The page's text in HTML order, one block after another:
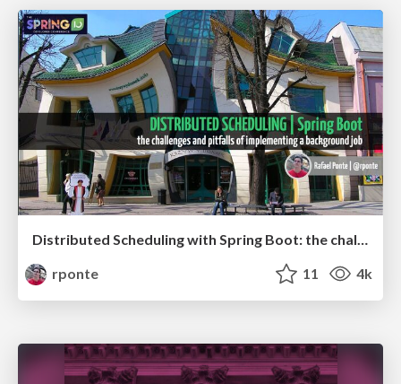
Distributed Scheduling with Spring Boot: the challenges and pitfalls of implementing a background job
rponte
11 4k